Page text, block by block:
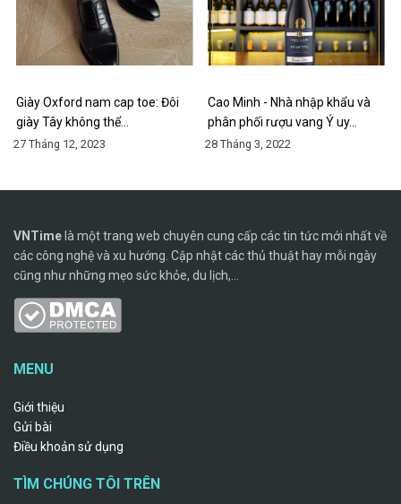
Giày Oxford nam cap toe: Đôi
giày Tây không thể…
27 Tháng 12, 2023
Cao Minh - Nhà nhập khẩu và
phân phối rượu vang Ý uy…
28 Tháng 3, 2022
VNTime là một trang web chuyên cung cấp các tin tức mới nhất về
các công nghệ và xu hướng. Cập nhật các thủ thuật hay mỗi ngày
cũng như những mẹo sức khỏe, du lịch,...
MENU
Giới thiệu
Gửi bài
Điều khoản sử dụng
TÌM CHÚNG TÔI TRÊN